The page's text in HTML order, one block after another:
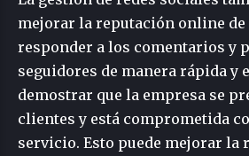
mejorar la reputación online de
responder a los comentarios y
seguidores de manera rápida y
demostrar que la empresa se
clientes y está comprometida
servicio. Esto puede mejorar la